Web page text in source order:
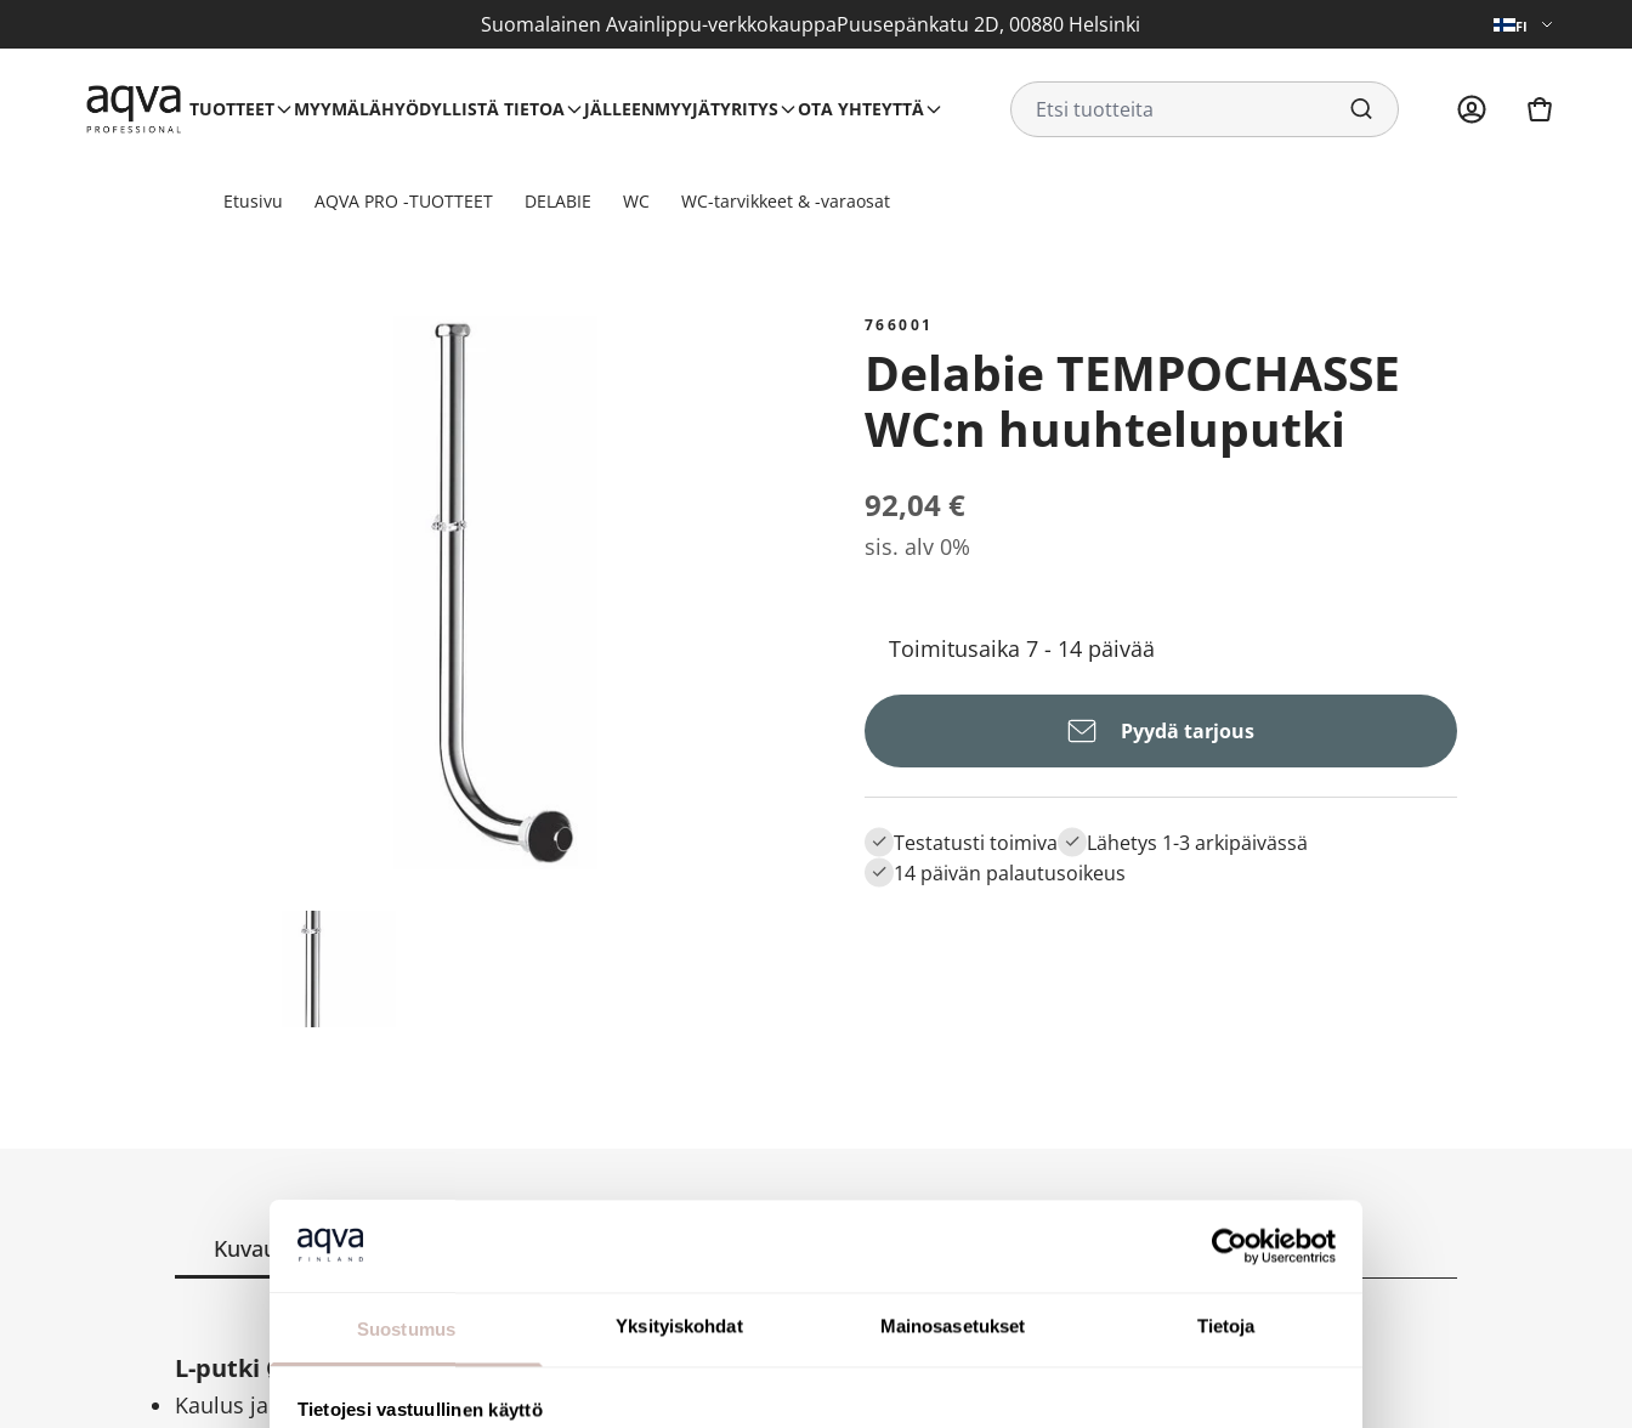
Suostumus Yksityiskohdat Mainosasetukset Tietoja
Tietojesi vastuullinen käyttö
Suomalainen Avainlippu-verkkokauppaPuusepänkatu 2D, 00880 Helsinki FI
TUOTTEET MYYMÄLÄHYÖDYLLISTÄ TIETOA JÄLLEENMYYJÄTYRITYS OTA YHTEYTTÄ
Etusivu AQVA PRO -TUOTTEET DELABIE WC WC-tarvikkeet & -varaosat
766001
Delabie TEMPOCHASSE
WC:n huuhteluputki
92,04 €
sis. alv 0%
Toimitusaika 7 - 14 päivää
Pyydä tarjous
Testatusti toimiva
Lähetys 1-3 arkipäivässä
14 päivän palautusoikeus
Kuvaus
L-putki Ø 32 mm mutterilla 1 1/4"
Kaulus ja liitinlevy Ø 32/55 mm kiristimellä